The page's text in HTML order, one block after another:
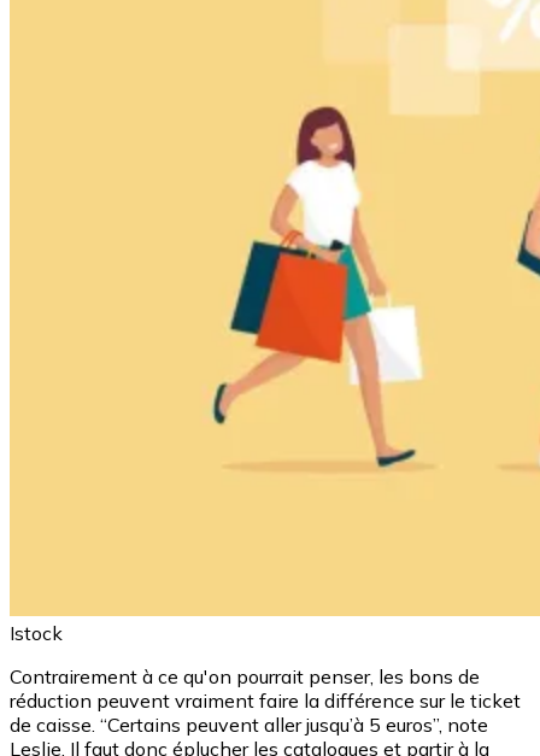
Istock
Contrairement à ce qu'on pourrait penser, les bons de
réduction peuvent vraiment faire la différence sur le ticket
de caisse. “Certains peuvent aller jusqu’à 5 euros”, note
Leslie. Il faut donc éplucher les catalogues et partir à la